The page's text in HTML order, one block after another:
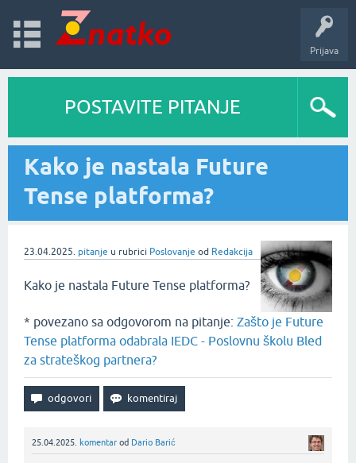
Prijava
POSTAVITE PITANJE
Kako je nastala Future
Tense platforma?
23.04.2025. pitanje u rubrici Poslovanje od Redakcija
Kako je nastala Future Tense platforma?
* povezano sa odgovorom na pitanje: Zašto je Future
Tense platforma odabrala IEDC - Poslovnu školu Bled
za strateškog partnera?
25.04.2025. komentar od Dario Barić